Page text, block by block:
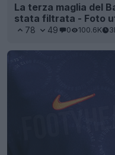
La terza maglia del
stata filtrata - Foto
78 49 0 100.6K